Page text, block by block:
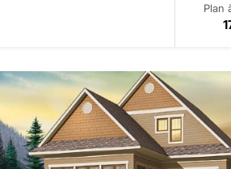
Plan